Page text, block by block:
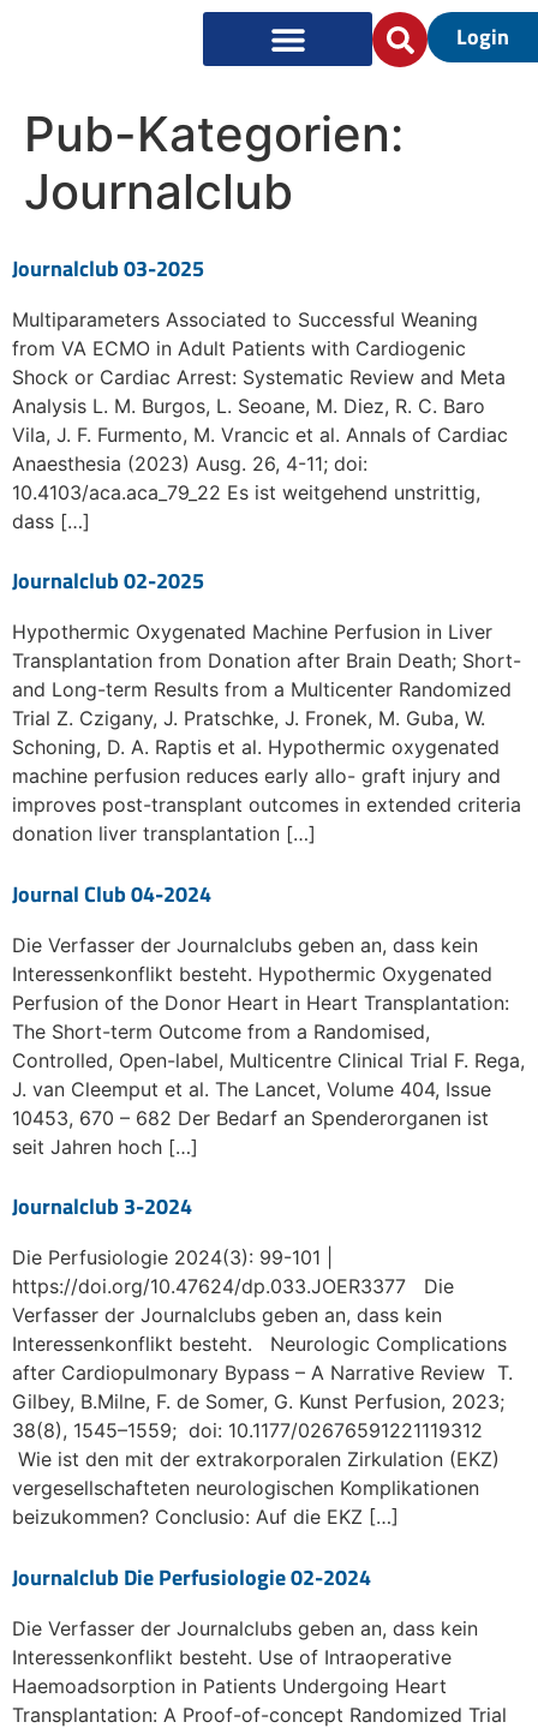
Login
Pub-Kategorien:
Journalclub
Journalclub 03-2025
Multiparameters Associated to Successful Weaning
from VA ECMO in Adult Patients with Cardiogenic
Shock or Cardiac Arrest: Systematic Review and Meta
Analysis L. M. Burgos, L. Seoane, M. Diez, R. C. Baro
Vila, J. F. Furmento, M. Vrancic et al. Annals of Cardiac
Anaesthesia (2023) Ausg. 26, 4-11; doi:
10.4103/aca.aca_79_22 Es ist weitgehend unstrittig,
dass […]
Journalclub 02-2025
Hypothermic Oxygenated Machine Perfusion in Liver
Transplantation from Donation after Brain Death; Short-
and Long-term Results from a Multicenter Randomized
Trial Z. Czigany, J. Pratschke, J. Fronek, M. Guba, W.
Schoning, D. A. Raptis et al. Hypothermic oxygenated
machine perfusion reduces early allo- graft injury and
improves post-transplant outcomes in extended criteria
donation liver transplantation […]
Journal Club 04-2024
Die Verfasser der Journalclubs geben an, dass kein
Interessenkonflikt besteht. Hypothermic Oxygenated
Perfusion of the Donor Heart in Heart Transplantation:
The Short-term Outcome from a Randomised,
Controlled, Open-label, Multicentre Clinical Trial F. Rega,
J. van Cleemput et al. The Lancet, Volume 404, Issue
10453, 670 – 682 Der Bedarf an Spenderorganen ist
seit Jahren hoch […]
Journalclub 3-2024
Die Perfusiologie 2024(3): 99-101 |
https://doi.org/10.47624/dp.033.JOER3377 Die
Verfasser der Journalclubs geben an, dass kein
Interessenkonflikt besteht. Neurologic Complications
after Cardiopulmonary Bypass – A Narrative Review T.
Gilbey, B.Milne, F. de Somer, G. Kunst Perfusion, 2023;
38(8), 1545–1559; doi: 10.1177/02676591221119312
Wie ist den mit der extrakorporalen Zirkulation (EKZ)
vergesellschafteten neurologischen Komplikationen
beizukommen? Conclusio: Auf die EKZ […]
Journalclub Die Perfusiologie 02-2024
Die Verfasser der Journalclubs geben an, dass kein
Interessenkonflikt besteht. Use of Intraoperative
Haemoadsorption in Patients Undergoing Heart
Transplantation: A Proof-of-concept Randomized Trial